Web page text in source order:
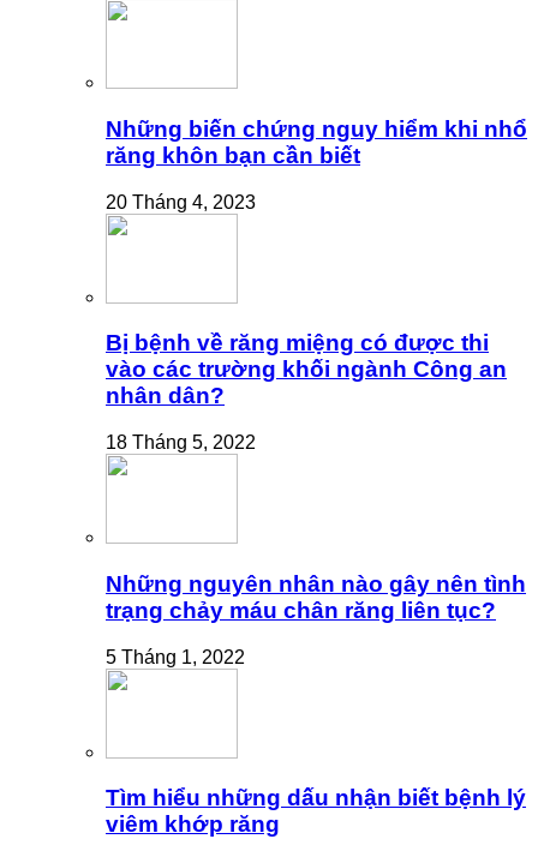
Những biến chứng nguy hiểm khi nhổ
răng khôn bạn cần biết
20 Tháng 4, 2023
Bị bệnh về răng miệng có được thi
vào các trường khối ngành Công an
nhân dân?
18 Tháng 5, 2022
Những nguyên nhân nào gây nên tình
trạng chảy máu chân răng liên tục?
5 Tháng 1, 2022
Tìm hiểu những dấu nhận biết bệnh lý
viêm khớp răng